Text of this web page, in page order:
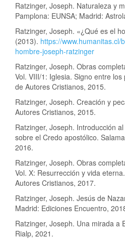
Ratzinger, Joseph. Naturaleza y
Pamplona: EUNSA; Madrid:
Ratzinger, Joseph. «¿Qué es el
(2013). https://www.humanitas.cl/
hombre-joseph-ratzinger
Ratzinger, Joseph. Obras
Vol. VIII/1: Iglesia. Signo entre
de Autores Cristianos, 2015.
Ratzinger, Joseph. Creación y
Autores Cristianos, 2015.
Ratzinger, Joseph. Introducción
sobre el Credo apostólico.
2016.
Ratzinger, Joseph. Obras
Vol. X: Resurrección y vida
Autores Cristianos, 2017.
Ratzinger, Joseph. Jesús de
Madrid: Ediciones Encuentro,
Ratzinger, Joseph. Una mirada a
Rialp, 2021.